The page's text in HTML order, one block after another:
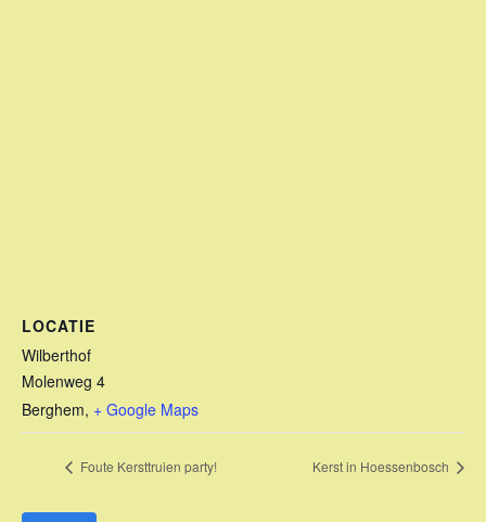
LOCATIE
Wilberthof
Molenweg 4
Berghem, + Google Maps
Foute Kersttruien party! Kerst in Hoessenbosch